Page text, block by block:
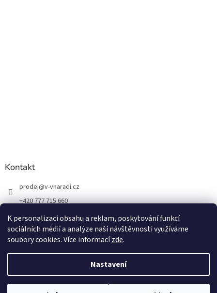
K personalizaci obsahu a reklam, poskytování funkcí
sociálních médií a analýze naší návštěvnosti využíváme
soubory cookies. Více informacízde.
Nastavení
Kontakt
prodej@v-vnaradi.cz
+420 777 715 660
Copyright 2026V-VNÁŘADÍ. Všechna práva vyhrazena.Upravit